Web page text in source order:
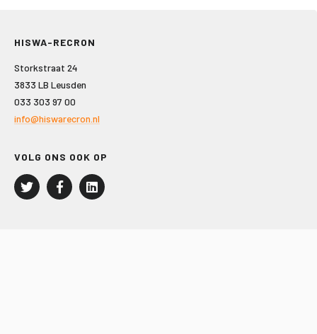
HISWA-RECRON
Storkstraat 24
3833 LB Leusden
033 303 97 00
info@hiswarecron.nl
VOLG ONS OOK OP